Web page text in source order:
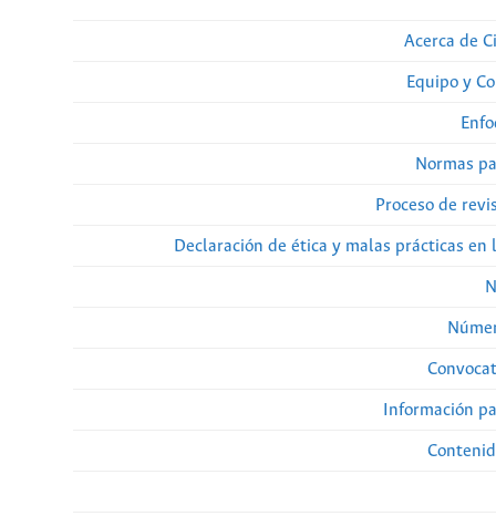
Acerca de
Equipo y
Normas
Proceso de
Declaración de ética y malas prácticas en
Información